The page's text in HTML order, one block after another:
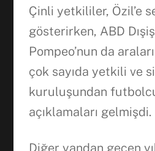
Çinli yetkililer, Özil’e
gösterirken, ABD
Pompeo’nun da
çok sayıda yetkili ve
kuruluşundan
açıklamaları gelmişdi.
Diğer yandan geçen